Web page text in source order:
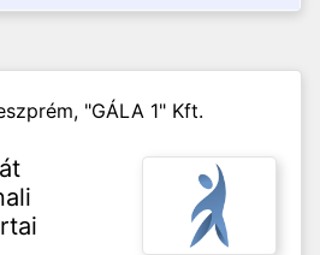
"GÁLA 1" Kft.